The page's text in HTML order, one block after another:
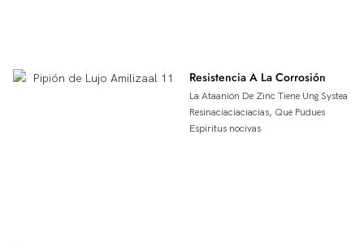
Resistencia A La Corrosión
La Ataanión De Zinc Tiene Ung Systea
Resinaciaciaciacias, Que Pudues
Espiritus nocivas